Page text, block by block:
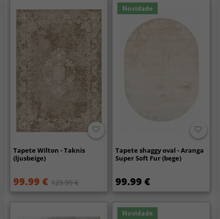
Tapete Wilton - Taknis
(ljusbeige)
99.99 € 129.99 €
Novidade
Tapete shaggy oval - Aranga
Super Soft Fur (bege)
99.99 €
Novidade